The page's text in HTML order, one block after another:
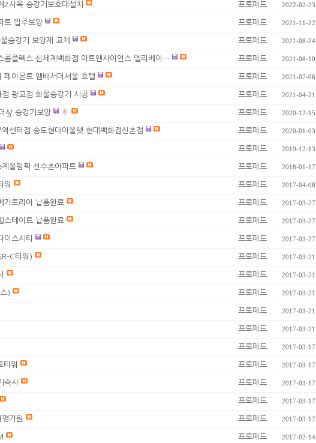
2사옥 승강기보호대설치 프로패드 2022-02-23
트 입주보양 프로패드 2021-11-22
승강기 보양재 교체 프로패드 2021-08-24
콤플렉스 신세계백화점 아트앤사이언스 엘리베이… 프로패드 2021-08-10
페이몬트 앰배서더서울 호텔 프로패드 2021-07-06
점 광교점 화물승강기 시공 프로패드 2021-04-21
샾 승강기보양 프로패드 2020-12-15
역센터점 송도현대아울렛 현대백화점신촌점 프로패드 2020-01-03
프로패드 2019-12-13
올림픽 선수촌아파트 프로패드 2018-01-17
워 프로패드 2017-04-08
가트리아 납품완료 프로패드 2017-03-27
스테이트 납품완료 프로패드 2017-03-27
이스시티 프로패드 2017-03-27
C타워) 프로패드 2017-03-21
프로패드 2017-03-21
) 프로패드 2017-03-21
프로패드 2017-03-21
프로패드 2017-03-21
프로패드 2017-03-17
타워 프로패드 2017-03-17
숙사 프로패드 2017-03-17
프로패드 2017-03-17
가원 프로패드 2017-03-17
프로패드 2017-02-14